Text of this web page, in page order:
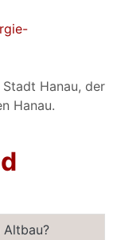
Hanau, der
Hanau.
Altbau?